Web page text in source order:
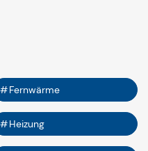
Fernwärme
Heizung